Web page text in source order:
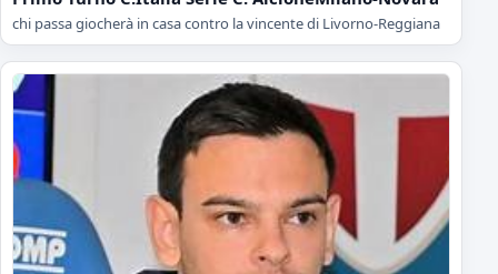
chi passa giocherà in casa contro la vincente di Livorno-Reggiana